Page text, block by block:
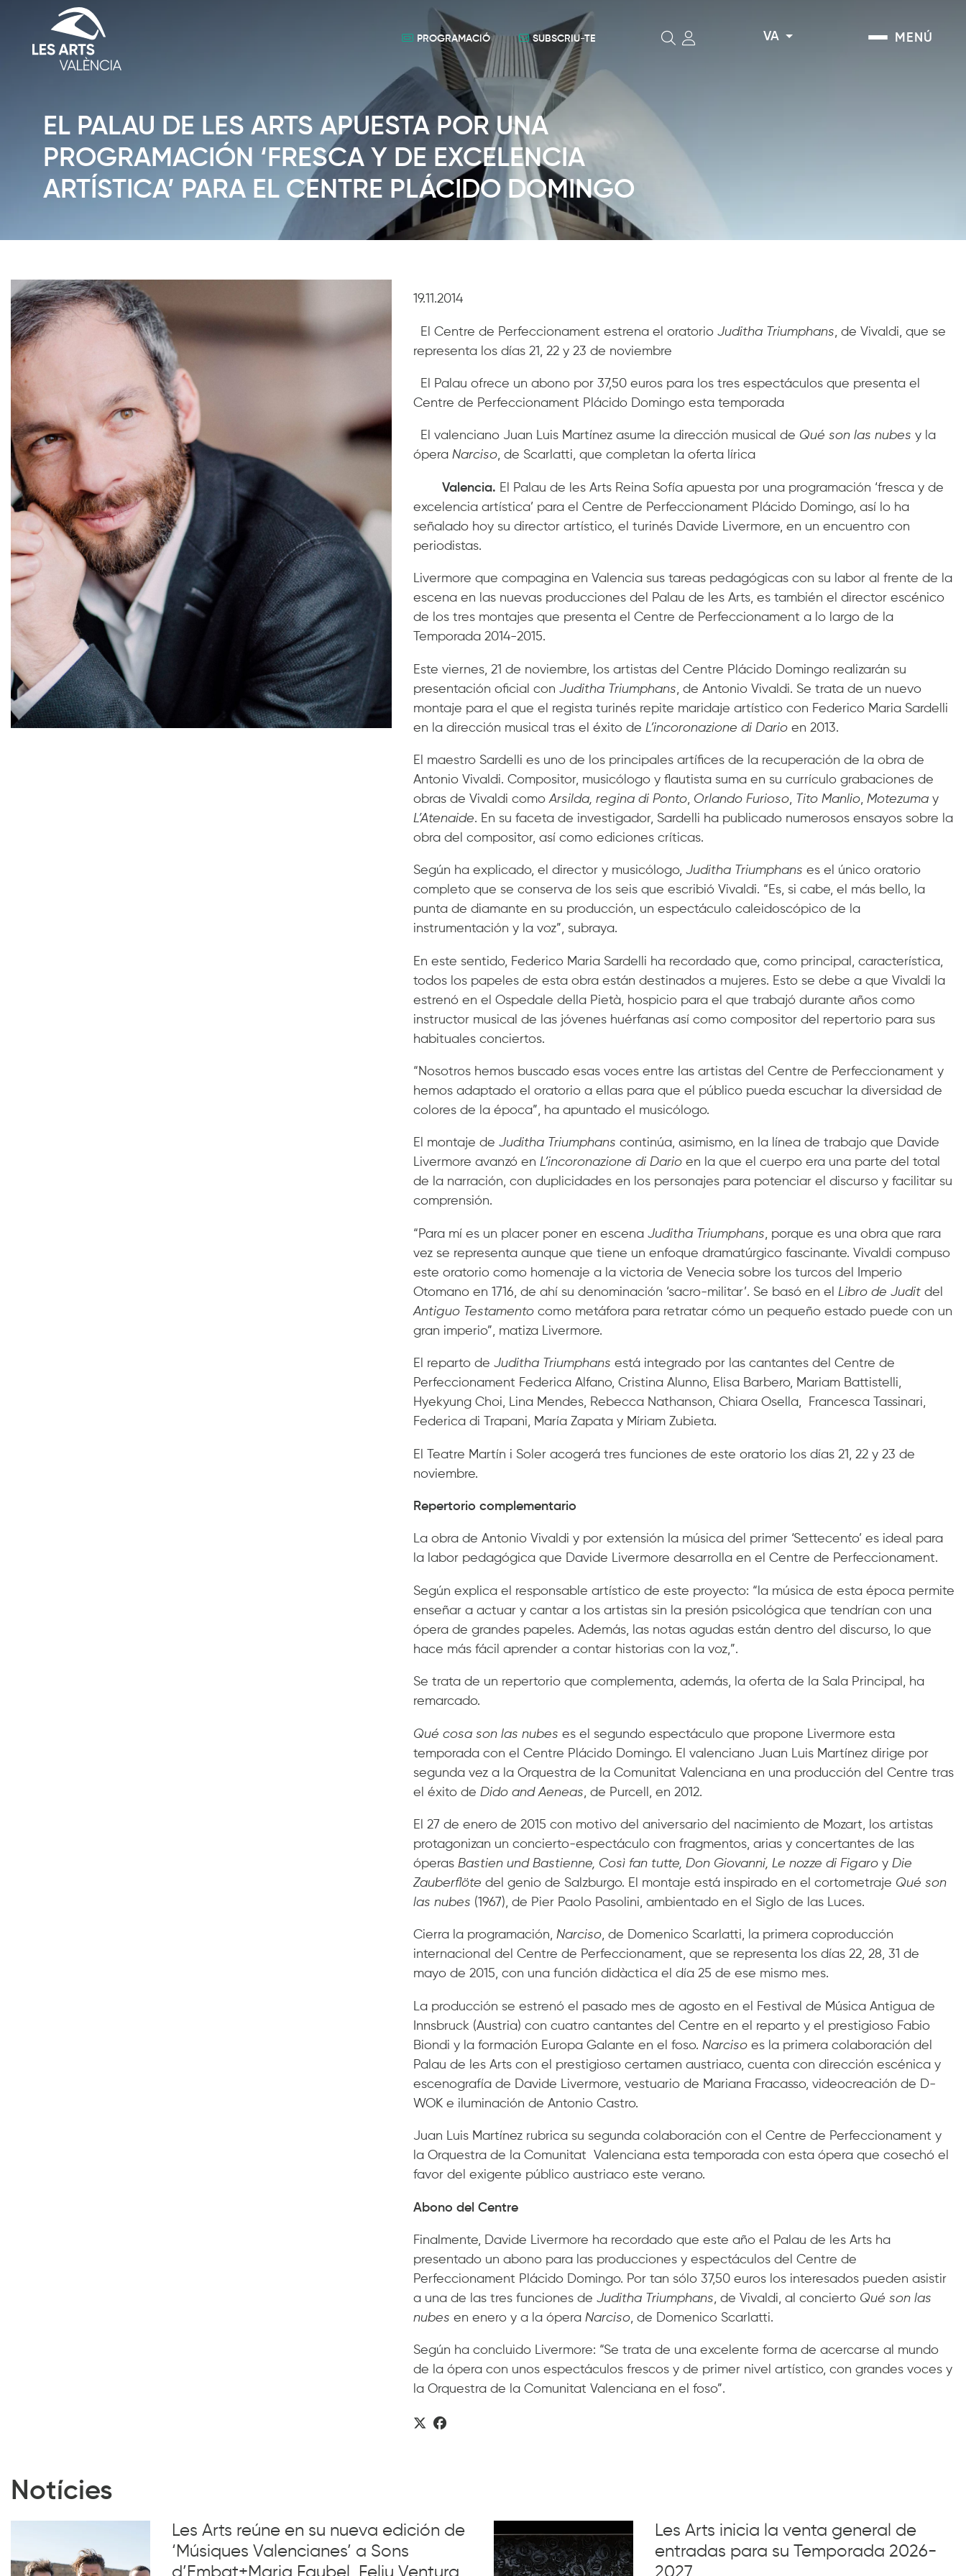
MENÚ
VA
SUBSCRIU-TE
PROGRAMACIÓ
EL PALAU DE LES ARTS APUESTA POR UNA
PROGRAMACIÓN ‘FRESCA Y DE EXCELENCIA
ARTÍSTICA’ PARA EL CENTRE PLÁCIDO DOMINGO
19.11.2014
El Centre de Perfeccionament estrena el oratorio Juditha Triumphans , de Vivaldi, que se
representa los días 21, 22 y 23 de noviembre
El Palau ofrece un abono por 37,50 euros para los tres espectáculos que presenta el
Centre de Perfeccionament Plácido Domingo esta temporada
El valenciano Juan Luis Martínez asume la dirección musical de Qué son las nubes y la
ópera Narciso, de Scarlatti, que completan la oferta lírica
Valencia. El
Palau de les Arts Reina Sofía apuesta por una programación ‘fresca y de
excelencia artística’ para el Centre de Perfeccionament Plácido Domingo, así lo ha
señalado hoy su director artístico, el turinés Davide Livermore, en un encuentro con
periodistas.
Livermore que compagina en Valencia sus tareas pedagógicas con su labor al frente de la
escena en las nuevas producciones del Palau de les Arts, es también el director escénico
de los tres montajes que presenta el Centre de Perfeccionament a lo largo de la
Temporada 2014-2015.
Este viernes, 21 de noviembre, los artistas del Centre Plácido Domingo realizarán su
presentación oficial con Juditha Triumphans , de Antonio Vivaldi. Se trata de un nuevo
montaje para el que el regista turinés repite maridaje artístico con Federico Maria Sardelli
en la dirección musical tras el éxito de L’incoronazione di Dario en 2013.
El maestro Sardelli es uno de los principales artífices de la recuperación de la obra de
Antonio Vivaldi. Compositor, musicólogo y flautista suma en su currículo grabaciones de
obras de Vivaldi comoArsilda, regina di Ponto, Orlando Furioso, Tito Manlio, Motezuma y
L’Atenaide. En su faceta de investigador, Sardelli ha publicado numerosos ensayos sobre la
obra del compositor, así como ediciones críticas.
Según ha explicado, el director y musicólogo, Juditha Triumphans es el único oratorio
completo que se conserva de los seis que escribió Vivaldi. “Es, si cabe, el más bello, la
punta de diamante en su producción, un espectáculo caleidoscópico de la
instrumentación y la voz”, subraya.
En este sentido, Federico Maria Sardelli ha recordado que, como principal, característica,
todos los papeles de esta obra están destinados a mujeres. Esto se debe a que Vivaldi la
estrenó en el Ospedale della Pietà, hospicio para el que trabajó durante años como
instructor musical de las jóvenes huérfanas así como compositor del repertorio para sus
habituales conciertos.
“Nosotros hemos buscado esas voces entre las artistas del Centre de Perfeccionament y
hemos adaptado el oratorio a ellas para que el público pueda escuchar la diversidad de
colores de la época”, ha apuntado el musicólogo.
El montaje de Juditha Triumphans continúa, asimismo, en la línea de trabajo que Davide
Livermore avanzó en L’incoronazione di Dario en la que el cuerpo era una parte del total
de la narración, con duplicidades en los personajes para potenciar el discurso y facilitar su
comprensión.
“Para mí es un placer poner en escena Juditha Triumphans, porque es una obra que rara
vez se representa aunque que tiene un enfoque dramatúrgico fascinante. Vivaldi compuso
este oratorio como homenaje a la victoria de Venecia sobre los turcos del Imperio
Otomano en 1716, de ahí su denominación ‘sacro-militar’. Se basó en el Libro de Judit del
Antiguo Testamento como metáfora para retratar cómo un pequeño estado puede con un
gran imperio”, matiza Livermore.
El reparto de Juditha Triumphans está integrado por las cantantes del Centre de
Perfeccionament Federica Alfano, Cristina Alunno, Elisa Barbero, Mariam Battistelli,
Hyekyung Choi, Lina Mendes, Rebecca Nathanson, Chiara Osella, Francesca Tassinari,
Federica di Trapani, María Zapata y Míriam Zubieta.
El Teatre Martín i Soler acogerá tres funciones de este oratorio los días 21, 22 y 23 de
noviembre.
Repertorio complementario
La obra de Antonio Vivaldi y por extensión la música del primer ‘Settecento’ es ideal para
la labor pedagógica que Davide Livermore desarrolla en el Centre de Perfeccionament.
Según explica el responsable artístico de este proyecto: “la música de esta época permite
enseñar a actuar y cantar a los artistas sin la presión psicológica que tendrían con una
ópera de grandes papeles. Además, las notas agudas están dentro del discurso, lo que
hace más fácil aprender a contar historias con la voz,”.
Se trata de un repertorio que complementa, además, la oferta de la Sala Principal, ha
remarcado.
Qué cosa son las nubes es el segundo espectáculo que propone Livermore esta
temporada con el Centre Plácido Domingo. El valenciano Juan Luis Martínez dirige por
segunda vez a la Orquestra de la Comunitat Valenciana en una producción del Centre tras
el éxito de Dido and Aeneas, de Purcell, en 2012.
El 27 de enero de 2015 con motivo del aniversario del nacimiento de Mozart, los artistas
protagonizan un concierto-espectáculo con fragmentos, arias y concertantes de las
óperas Bastien und Bastienne, Così fan tutte, Don Giovanni, Le nozze di Figaro y Die
Zauberflöte del genio de Salzburgo. El montaje está inspirado en el cortometraje Qué son
las nubes (1967), de Pier Paolo Pasolini, ambientado en el Siglo de las Luces.
Cierra la programación, Narciso, de Domenico Scarlatti, la primera coproducción
internacional del Centre de Perfeccionament, que se representa los días 22, 28, 31 de
mayo de 2015, con una función didàctica el día 25 de ese mismo mes.
La producción se estrenó el pasado mes de agosto en el Festival de Música Antigua de
Innsbruck (Austria) con cuatro cantantes del Centre en el reparto y el prestigioso Fabio
Biondi y la formación Europa Galante en el foso. Narciso es la primera colaboración del
Palau de les Arts con el prestigioso certamen austriaco, cuenta con dirección escénica y
escenografía de Davide Livermore, vestuario de Mariana Fracasso, videocreación de D-
WOK e iluminación de Antonio Castro.
Juan Luis Martínez rubrica su segunda colaboración con el Centre de Perfeccionament y
la Orquestra de la Comunitat Valenciana esta temporada con esta ópera que cosechó el
favor del exigente público austriaco este verano.
Abono del Centre
Finalmente, Davide Livermore ha recordado que este año el Palau de les Arts ha
presentado un abono para las producciones y espectáculos del Centre de
Perfeccionament Plácido Domingo. Por tan sólo 37,50 euros los interesados pueden asistir
a una de las tres funciones de Juditha Triumphans, de Vivaldi, al concierto Qué son las
nubes en enero y a la ópera Narciso, de Domenico Scarlatti.
Según ha concluido Livermore: “Se trata de una excelente forma de acercarse al mundo
de la ópera con unos espectáculos frescos y de primer nivel artístico, con grandes voces y
la Orquestra de la Comunitat Valenciana en el foso”.
Notícies
Les Arts reúne en su nueva edición de
‘Músiques Valencianes’ a Sons
Les Arts inicia la venta general de
entradas para su Temporada 2026-